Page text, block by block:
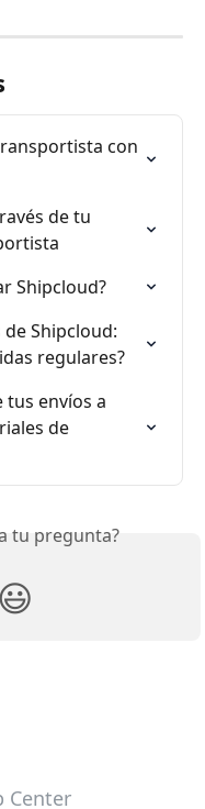
con
de tu
Shipcloud?
Shipcloud:
regulares?
tus envíos a
de
tu pregunta?
😃